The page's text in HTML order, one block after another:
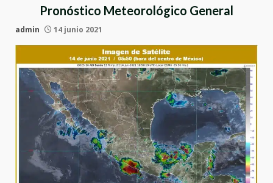
Pronóstico Meteorológico General
admin 14 junio 2021